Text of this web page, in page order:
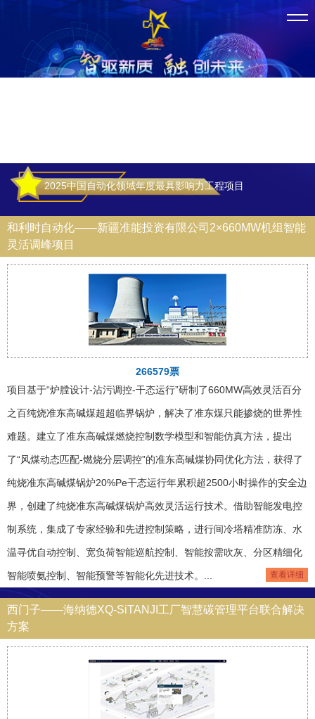
2025中国自动化领域年度最具影响力工程项目
和利时自动化——新疆准能投资有限公司2×660MW机组智能
灵活调峰项目
266579票
项目基于“炉膛设计-沾污调控-干态运行”研制了660MW高效灵活百分
之百纯烧准东高碱煤超超临界锅炉，解决了准东煤只能掺烧的世界性
难题。建立了准东高碱煤燃烧控制数学模型和智能仿真方法，提出
了“风煤动态匹配-燃烧分层调控”的准东高碱煤协同优化方法，获得了
纯烧准东高碱煤锅炉20%Pe干态运行年累积超2500小时操作的安全边
界，创建了纯烧准东高碱煤锅炉高效灵活运行技术。借助智能发电控
制系统，集成了专家经验和先进控制策略，进行间冷塔精准防冻、水
温寻优自动控制、宽负荷智能巡航控制、智能按需吹灰、分区精细化
智能喷氨控制、智能预警等智能化先进技术。... 查看详细
西门子——海纳德XQ-SiTANJI工厂智慧碳管理平台联合解决
方案